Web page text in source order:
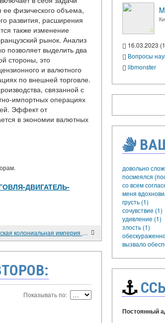
ее физического объема,
развития, расширения
также изменение
рынок. Анализ
позволяет выделить два
стороны, это
и валютного
по внешней торговле.
связанной с
импортных операциях
Эффект от
в экономии валютных
ДВИГАТЕЛЬ-
МАРКИ. Французская колониальная империя в марках
Показывать по:
16.03.2023
Вопросы
libmonster
довольно
посмеялся
со всем
меня
грусть (1)
сочувствие (1)
удивление (1)
злость (1)
вызвало
Постоянный